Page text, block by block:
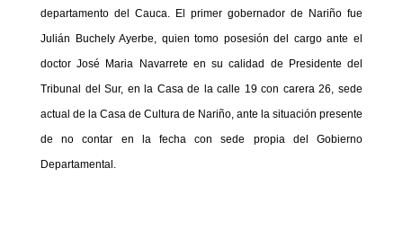
departamento del Cauca. El primer gobernador de Nariño fue
Julián Buchely Ayerbe, quien tomo posesión del cargo ante el
doctor José Maria Navarrete en su calidad de Presidente del
Tribunal del Sur, en la Casa de la calle 19 con carera 26, sede
actual de la Casa de Cultura de Nariño, ante la situación presente
de no contar en la fecha con sede propia del Gobierno
Departamental.